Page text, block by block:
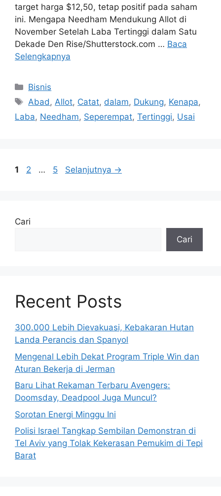
target harga $12,50, tetap positif pada saham
ini. Mengapa Needham Mendukung Allot di
November Setelah Laba Tertinggi dalam Satu
Dekade Den Rise/Shutterstock.com … Baca
Selengkapnya
Kategori
Bisnis
Tag
Abad,Allot, Catat, dalam, Dukung, Kenapa,
Laba, Needham, Seperempat, Tertinggi, Usai
Halaman
1 Halaman
2 … Halaman
5 Selanjutnya →
Cari
Cari
Recent Posts
300.000 Lebih Dievakuasi, Kebakaran Hutan
Landa Perancis dan Spanyol
Mengenal Lebih Dekat Program Triple Win dan
Aturan Bekerja di Jerman
Baru Lihat Rekaman Terbaru Avengers:
Doomsday, Deadpool Juga Muncul?
Sorotan Energi Minggu Ini
Polisi Israel Tangkap Sembilan Demonstran di
Tel Aviv yang Tolak Kekerasan Pemukim di Tepi
Barat